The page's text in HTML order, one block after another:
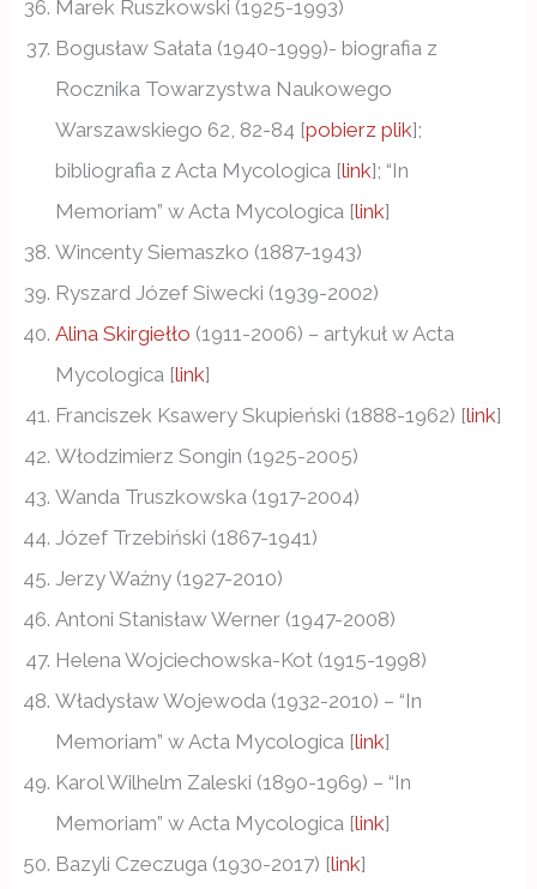
Marek Ruszkowski (1925-1993)
Bogusław Sałata (1940-1999)- biografia z
Rocznika Towarzystwa Naukowego
Warszawskiego 62, 82-84 [pobierz plik];
bibliografia z Acta Mycologica [link]; “In
Memoriam” w Acta Mycologica [link]
Wincenty Siemaszko (1887-1943)
Ryszard Józef Siwecki (1939-2002)
Alina Skirgiełło (1911-2006) – artykuł w Acta
Mycologica [link]
Franciszek Ksawery Skupieński (1888-1962) [link]
Włodzimierz Songin (1925-2005)
Wanda Truszkowska (1917-2004)
Józef Trzebiński (1867-1941)
Jerzy Ważny (1927-2010)
Antoni Stanisław Werner (1947-2008)
Helena Wojciechowska-Kot (1915-1998)
Władysław Wojewoda (1932-2010) – “In
Memoriam” w Acta Mycologica [link]
Karol Wilhelm Zaleski (1890-1969) – “In
Memoriam” w Acta Mycologica [link]
Bazyli Czeczuga (1930-2017) [link]